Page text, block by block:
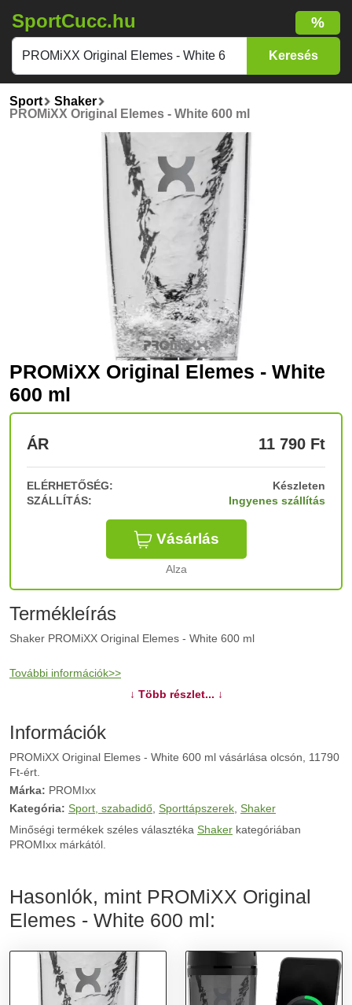
SportCucc.hu %
Sport
Shaker
PROMiXX Original Elemes - White 600 ml
PROMiXX Original Elemes - White
600 ml
ÁR 11 790 Ft
ELÉRHETŐSÉG:
Készleten
SZÁLLÍTÁS:
Ingyenes szállítás
Vásárlás
Alza
Termékleírás
Shaker PROMiXX Original Elemes - White 600 ml
További információk>>
↓ Több részlet... ↓
Információk
PROMiXX Original Elemes - White 600 ml vásárlása olcsón, 11790
Ft-ért.
Márka: PROMIxx
Kategória: Sport, szabadidő Sporttápszerek Shaker
Minőségi termékek széles választéka Shaker kategóriában
PROMIxx márkától.
Hasonlók, mint PROMiXX Original
Elemes - White 600 ml: